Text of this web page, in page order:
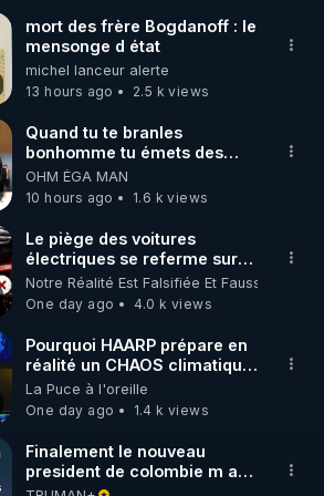
rdlr_thierrycasasnovas/
RGNR (stages,
SUR ODYSEE
Youtube sont aussi sur la
PRÉSENTIEL
mort des frère Bogdanoff : le
mensonge d état
michel lanceur alerte
13 hours ago
2.5 k views
Quand tu te branles
bonhomme tu émets des
ondes ils ont juste omis de
t'expliquer
OHM ÉGA MAN
10 hours ago
1.6 k views
Le piège des voitures
électriques se referme sur
les usagers !
Notre Réalité Est Falsifiée Et Fausse
One day ago
4.0 k views
Pourquoi HAARP prépare en
réalité un CHAOS climatique,
on répond
La Puce à l'oreille
One day ago
1.4 k views
Finalement le nouveau
president de colombie m a
mis des chemtrails au